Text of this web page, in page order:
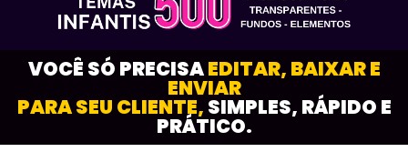
VOCÊ SÓ PRECISAEDITAR, BAIXAR E
ENVIAR
PARA SEU CLIENTE, SIMPLES, RÁPIDO E
PRÁTICO.